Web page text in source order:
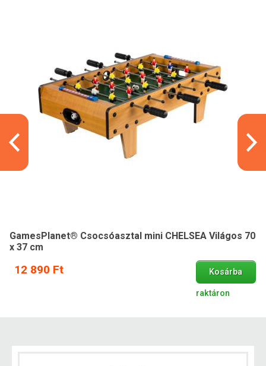
GamesPlanet® Csocsóasztal mini CHELSEA Világos 70
x 37 cm
12 890 Ft Kosárba
raktáron